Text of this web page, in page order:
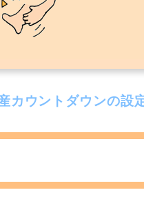
カウントダウンの設